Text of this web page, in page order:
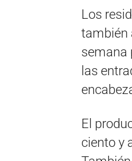
Los
también
semana
las
El
ciento y